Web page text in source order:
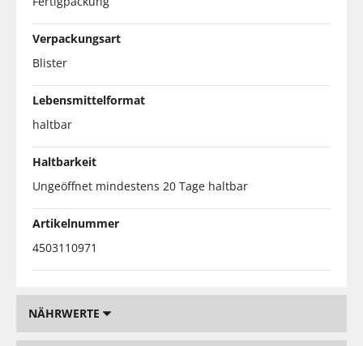
Verpackungsart
Blister
Lebensmittelformat
haltbar
Haltbarkeit
Ungeöffnet mindestens 20 Tage haltbar
Artikelnummer
4503110971
NÄHRWERTE